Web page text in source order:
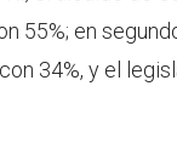
55%; en
34%, y el